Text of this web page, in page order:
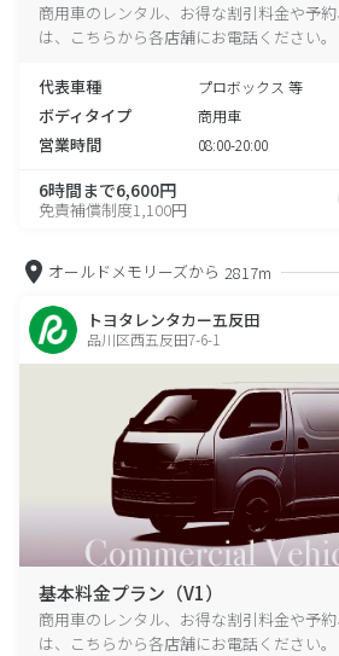
商用車のレンタル、お得な割引料金や予
は、こちらから各店舗にお電話ください。
代表車種 プロボックス 等
ボディタイプ 商用車
営業時間 08:00-20:00
6時間まで6,600円
免責補償制度1,100円
オールドメモリーズから 2817m
トヨタレンタカー五反田
品川区西五反田7-6-1
基本料金プラン（V1）
商用車のレンタル、お得な割引料金や予
は、こちらから各店舗にお電話ください。